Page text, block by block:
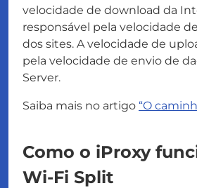
velocidade de download da
responsável pela velocidade
dos sites. A velocidade de
pela velocidade de envio de
Server.
Saiba mais no artigo “O
Como o iProxy
Wi-Fi Split